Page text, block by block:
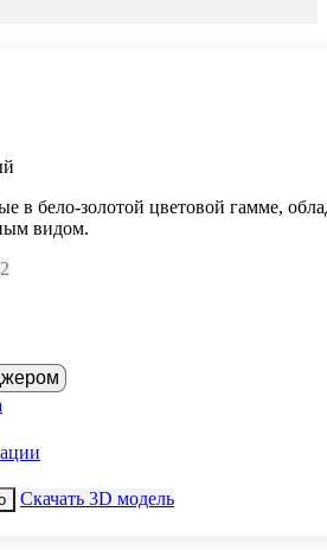
в бело-золотой цветовой гамме,
видом.
Скачать 3D модель